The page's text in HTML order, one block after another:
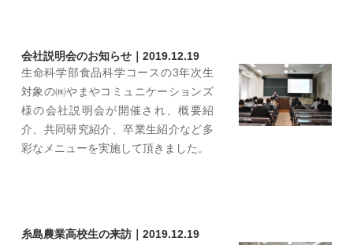
会社説明会のお知らせ｜2019.12.19
生命科学部食品科学コースの3年次生
対象の㈱やまやコミュニケーションズ
様の会社説明会が開催され、概要紹
介、共同研究紹介、卒業生紹介など多
彩なメニューを実施して頂きました。
糸島農業高校生の来訪｜2019.12.19